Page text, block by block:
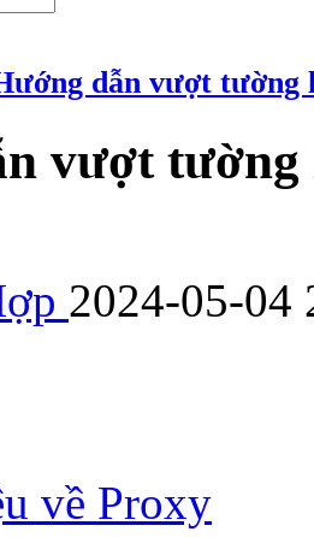
dẫn vượt tường
vượt
2024-05-04
về Proxy